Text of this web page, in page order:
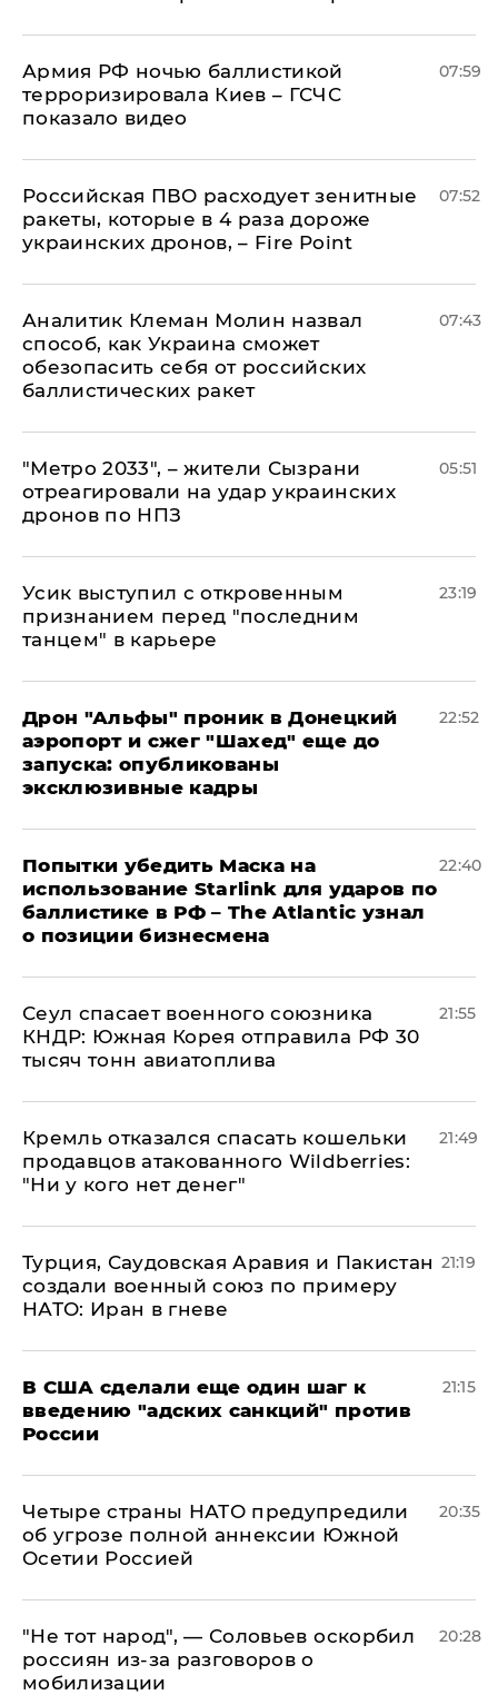
Армия РФ ночью баллистикой
терроризировала Киев – ГСЧС
показало видео
07:59
Российская ПВО расходует зенитные
ракеты, которые в 4 раза дороже
украинских дронов, – Fire Point
07:52
Аналитик Клеман Молин назвал
способ, как Украина сможет
обезопасить себя от российских
баллистических ракет
07:43
"Метро 2033", – жители Сызрани
отреагировали на удар украинских
дронов по НПЗ
05:51
Усик выступил с откровенным
признанием перед "последним
танцем" в карьере
23:19
Дрон "Альфы" проник в Донецкий
аэропорт и сжег "Шахед" еще до
запуска: опубликованы
эксклюзивные кадры
22:52
Попытки убедить Маска на
использование Starlink для ударов по
баллистике в РФ – The Atlantic узнал
о позиции бизнесмена
22:40
​Сеул спасает военного союзника
КНДР: Южная Корея отправила РФ 30
тысяч тонн авиатоплива
21:55
Кремль отказался спасать кошельки
продавцов атакованного Wildberries:
"Ни у кого нет денег"
21:49
Турция, Саудовская Аравия и Пакистан
создали военный союз по примеру
НАТО: Иран в гневе
21:19
В США сделали еще один шаг к
введению "адских санкций" против
России
21:15
Четыре страны НАТО предупредили
об угрозе полной аннексии Южной
Осетии Россией
20:35
​"Не тот народ", — Соловьев оскорбил
россиян из-за разговоров о
мобилизации
20:28